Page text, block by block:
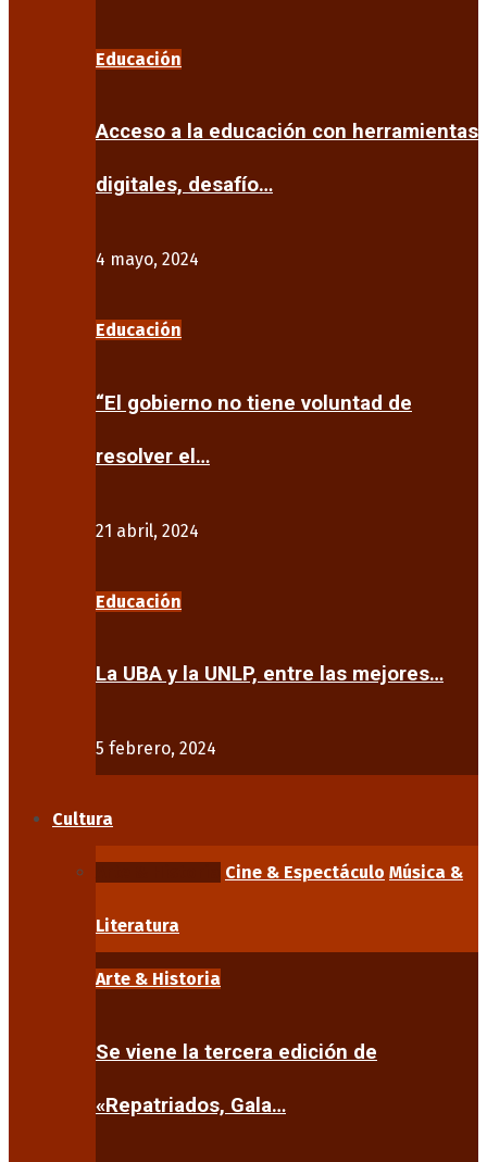
Educación
Acceso a la educación con herramientas
digitales, desafío…
4 mayo, 2024
Educación
“El gobierno no tiene voluntad de
resolver el…
21 abril, 2024
Educación
La UBA y la UNLP, entre las mejores…
5 febrero, 2024
Cultura
Cine & Espectáculo Música &
Literatura
Arte & Historia
Se viene la tercera edición de
«Repatriados, Gala…